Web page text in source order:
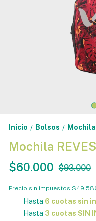
Inicio / Bolsos /
Mochila
$60.000 $93.000
Precio sin impuestos
Hasta 6 cuotas sin
Hasta 3 cuotas SIN